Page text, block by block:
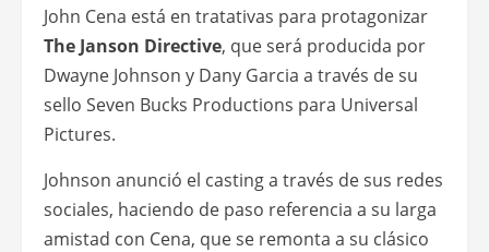
John Cena está en tratativas para protagonizar
The Janson Directive, que será producida por
Dwayne Johnson y Dany Garcia a través de su
sello Seven Bucks Productions para Universal
Pictures.
Johnson anunció el casting a través de sus redes
sociales, haciendo de paso referencia a su larga
amistad con Cena, que se remonta a su clásico